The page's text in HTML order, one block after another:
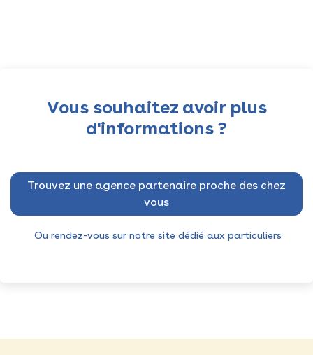
Vous souhaitez avoir plus
d'informations ?
Trouvez une agence partenaire proche des chez
vous
Ou rendez-vous sur notre site dédié aux particuliers